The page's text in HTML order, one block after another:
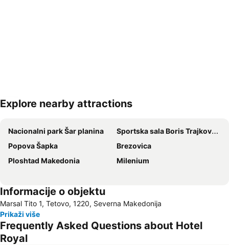
Explore nearby attractions
Nacionalni park Šar planina
Sportska sala Boris Trajkovski
Popova Šapka
Brezovica
Ploshtad Makedonia
Milenium
Informacije o objektu
Marsal Tito 1, Tetovo, 1220, Severna Makedonija
Prikaži više
Frequently Asked Questions about Hotel
Royal